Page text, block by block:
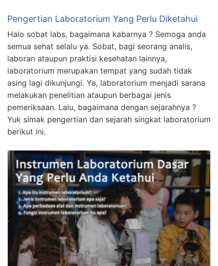
Pengertian Laboratorium Yang Perlu Diketahui
Halo sobat labs, bagaimana kabarnya ? Semoga anda
semua sehat selalu ya. Sobat, bagi seorang analis,
laboran ataupun praktisi kesehatan lainnya,
laboratorium merupakan tempat yang sudah tidak
asing lagi dikunjungi. Ya, laboratorium menjadi sarana
melakukan penelitian ataupun berbagai jenis
pemeriksaan. Lalu, bagaimana dengan sejarahnya ?
Yuk simak pengertian dan sejarah singkat laboratorium
berikut ini.